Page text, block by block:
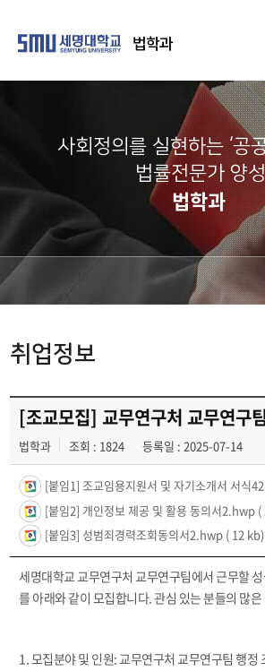
법학과
사회정의를 실현하는 ‘공
법률전문가 양성​
법학과
취업정보
[조교모집] 교무연구처 교무연구
법학과 조회 : 1824 등록일 : 2025-07-14
[붙임1] 조교임용지원서 및 자기소개서 서식
[붙임2] 개인정보 제공 및 활용 동의서2.hwp
[붙임3] 성범죄경력조회동의서2.hwp ( 12 kb)
세명대학교 교무연구처 교무연구팀에서 근무할
를 아래와 같이 모집합니다. 관심 있는 분들의 많
1. 모집분야 및 인원: 교무연구처 교무연구팀 행정